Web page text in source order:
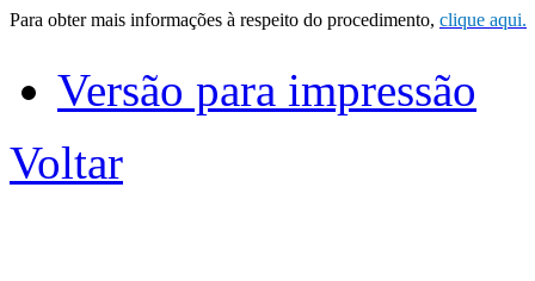
Para obter mais informações à respeito do procedimento, clique aqui.
Versão para impressão
Voltar